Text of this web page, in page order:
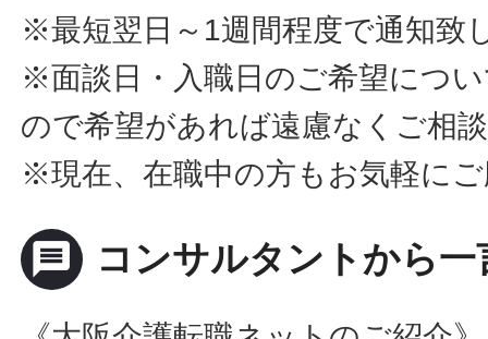
※最短翌日～1週間程度で通知致
※面談日・入職日のご希望につ
ので希望があれば遠慮なくご相
※現在、在職中の方もお気軽に
message コンサルタントから一